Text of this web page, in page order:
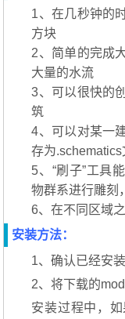
1、在几秒钟的
方块
2、简单的完成
大量的水流
3、可以很快的
筑
4、可以对某一
存为
5、“刷子”工具
物群系进行雕刻
6、在不同区域
安装方法：
1、确认已经安
2、将下载的
安装过程中，